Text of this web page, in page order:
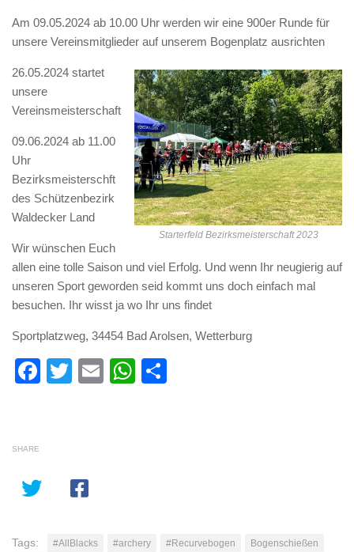
Am 09.05.2024 ab 10.00 Uhr werden wir eine 900er Runde für
unsere Vereinsmitglieder auf unserem Bogenplatz ausrichten
Starterfeld Bezirksmeisterschaft 2023
26.05.2024 startet
unsere
Vereinsmeisterschaft
09.06.2024 ab 11.00
Uhr
Bezirksmeisterschft
des Schützenbezirk
Waldecker Land
Wir wünschen Euch
allen eine tolle Saison und viel Erfolg. Und wenn Ihr neugierig auf
unseren Sport geworden seid kommt uns doch einfach mal
besuchen. Ihr wisst ja wo Ihr uns findet
Sportplatzweg, 34454 Bad Arolsen, Wetterburg
Facebook
Twitter
EmailWhatsApp
SHARE
Tags: #AllBlacks #archery #Recurvebogen
Bogenschießen